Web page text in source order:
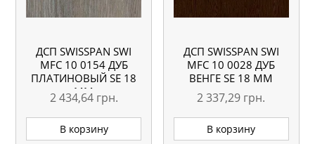
ДСП SWISSPAN SWI
MFC 10 0154 ДУБ
ПЛАТИНОВЫЙ SE 18
ММ
2 434,64 грн.
В корзину
ДСП SWISSPAN SWI
MFC 10 0028 ДУБ
ВЕНГЕ SE 18 ММ
2 337,29 грн.
В корзину